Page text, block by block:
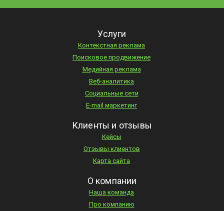
Услуги
Контекстная реклама
Поисковое продвижение
Медийная реклама
Веб-аналитика
Социальные сети
E-mail маркетинг
Клиенты и отзывы
Кейсы
Отзывы клиентов
Карта сайта
О компании
Наша команда
Про компанию